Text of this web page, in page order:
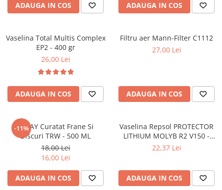
■ Accesorii filtre
■ Filtre aer
■ Filtre combustibil
■ Filtre habitaclu
■ Filtre hidraulice
■ Filtre uscator
■ Filtre aditivi
■ Filtre epurator
■ Filtre agent racire
► Piese auto
Filtre
ADAUGA IN COS ADAUGA IN COS
Vaselina Total Multis Complex
EP2 - 400 gr
26,00 Lei
ADAUGA IN COS
Filtru aer Mann-Filter C1112
27,00 Lei
ADAUGA IN COS
-11%
SPRAY Curatat Frane Si
Discuri TRW - 500 ML
18,00 Lei
16,00 Lei
ADAUGA IN COS
Vaselina Repsol PROTECTOR
LITHIUM MOLYB R2 V150 -
400g
22,37 Lei
ADAUGA IN COS